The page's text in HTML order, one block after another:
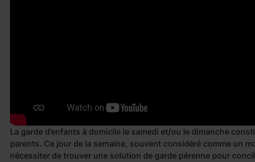
La garde d’enfants à domicile le samedi et/ou le dimanche
parents. Ce jour de la semaine, souvent considéré comme un
nécessiter de trouver une solution de garde pérenne pour